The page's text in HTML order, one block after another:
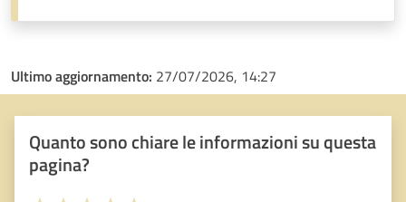
Ultimo aggiornamento: 27/07/2026, 14:27
Quanto sono chiare le informazioni su questa
pagina?